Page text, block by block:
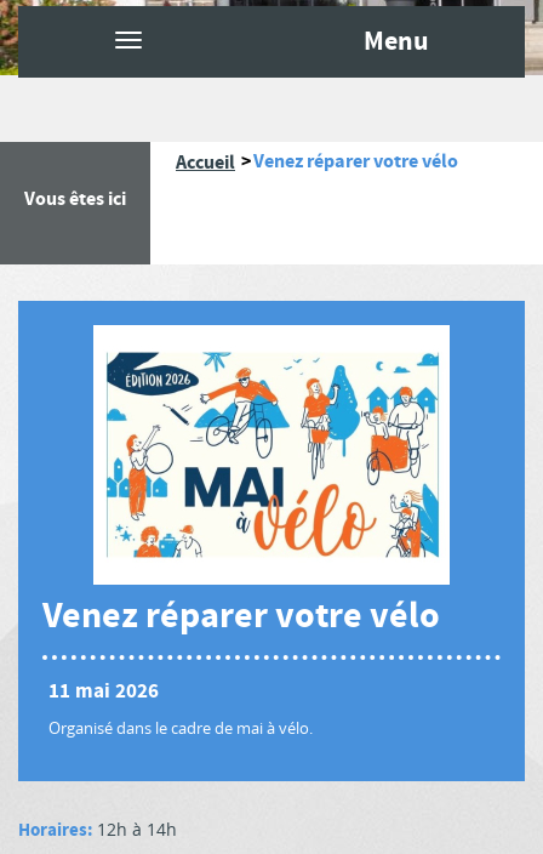
Menu
Vous êtes ici
Accueil Venez réparer votre vélo
Venez réparer votre vélo
11 mai 2026
Organisé dans le cadre de mai à vélo.
Horaires: 12h à 14h